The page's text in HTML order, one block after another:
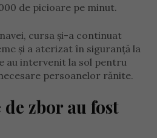
de picioare pe minut.
cursa și-a continuat
și a aterizat în siguranță la
au intervenit la sol pentru
persoanelor rănite.
zbor au fost